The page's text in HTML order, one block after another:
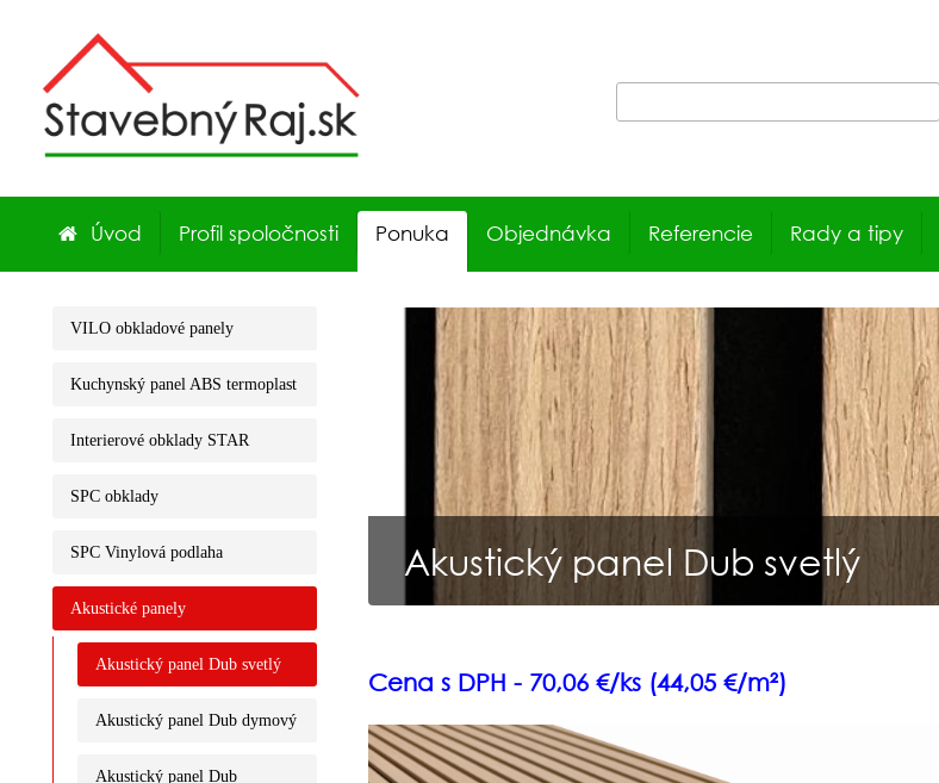
Úvod Profil spoločnosti Ponuka Objednávka Referencie Rady a tipy
VILO obkladové panely
Kuchynský panel ABS termoplast
Interierové obklady STAR
SPC obklady
SPC Vinylová podlaha
Akustické panely
Akustický panel Dub svetlý
Akustický panel Dub dymový
Akustický panel Dub
Akustický panel Dub svetlý
Cena s DPH - 70,06 €/ks (44,05 €/m²)